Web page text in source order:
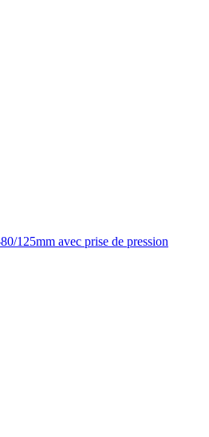
125mm avec prise de pression